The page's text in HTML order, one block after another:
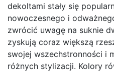
dekoltami stały się
nowoczesnego i
zwrócić uwagę na suknie
zyskują coraz większą
swojej wszechstronności i
różnych stylizacji. Kolory